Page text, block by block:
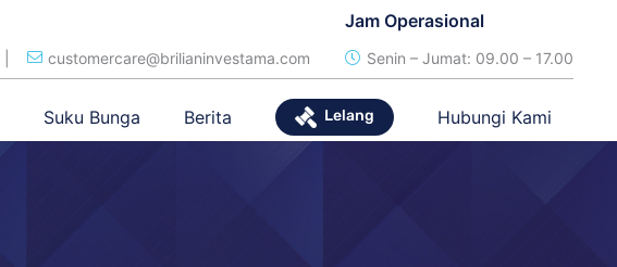
customercare@brilianinvestama.com
Jam Operasional
Senin – Jumat: 09.00 – 17.00
Suku Bunga Berita Lelang Hubungi Kami